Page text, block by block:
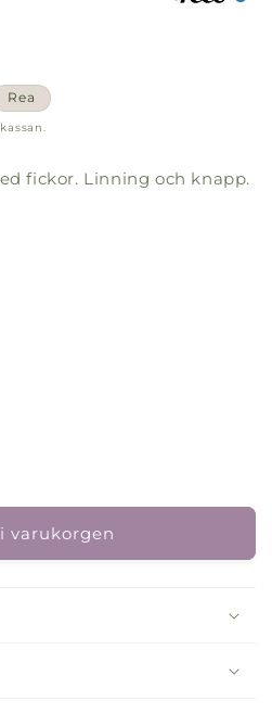
Rea
fickor. Linning och knapp.
varukorgen